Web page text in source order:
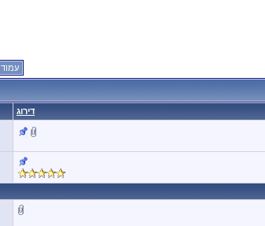
עמוד 1 מתוך 25
דירוג